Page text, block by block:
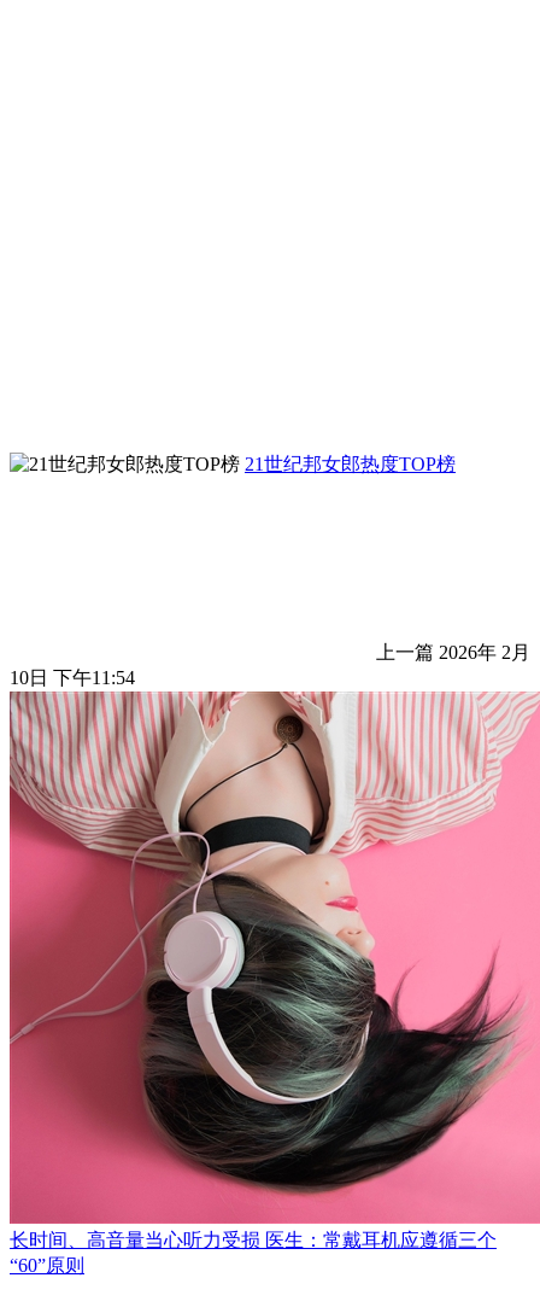
21世纪邦女郎热度TOP榜
上一篇 2026年 2月
10日 下午11:54
长时间、高音量当心听力受损 医生：常戴耳机应遵循三个
“60”原则